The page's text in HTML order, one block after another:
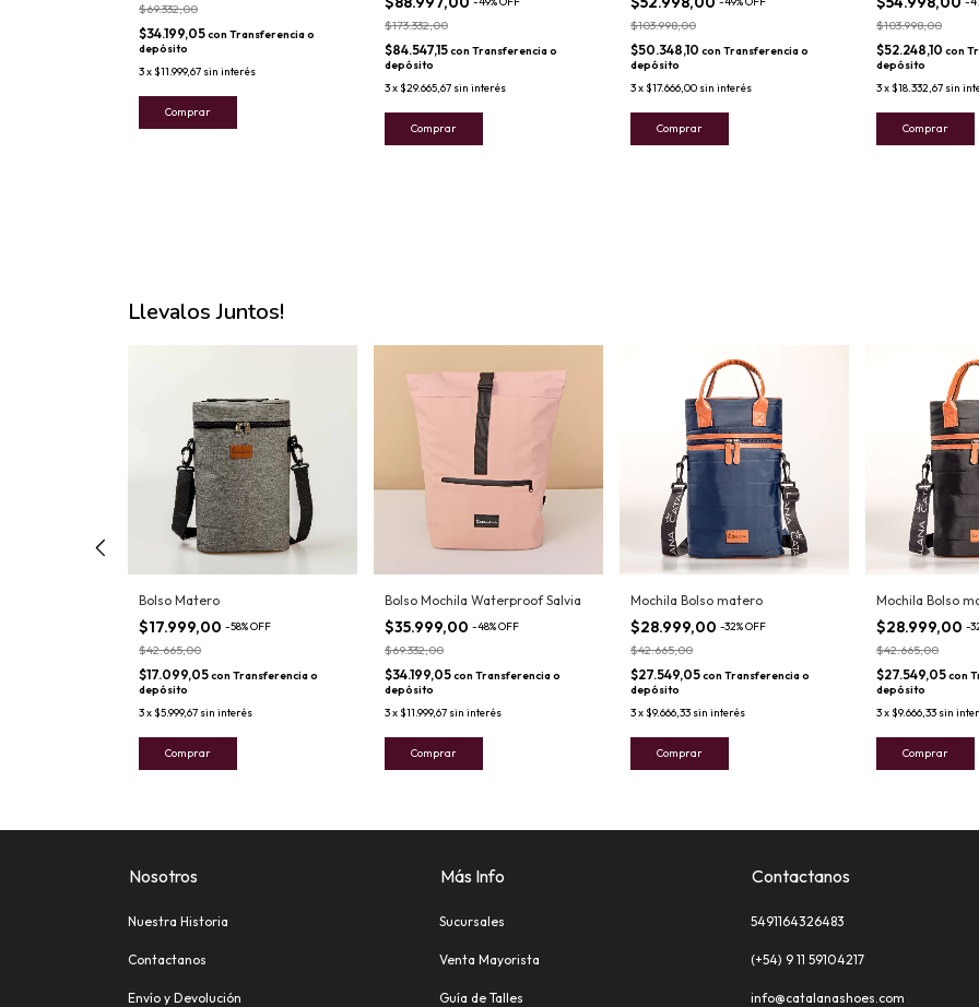
$69.332,00
$34.199,05con Transferencia o
depósito
3x$11.999,67 sin interés
Comprar
$173.332,00
$84.547,15con Transferencia o
depósito
3x$29.665,67 sin interés
Comprar
$103.998,00
$50.348,10 con Transferencia o
depósito
3x$17.666,00 sin interés
Comprar
$103.998,00
$52.248,10 con
depósito
3x$18.332,67 sin
Comprar
Llevalos Juntos!
Bolso Matero
$17.999,00 -58%OFF
$42.665,00
$17.099,05con Transferencia o
depósito
3x$5.999,67 sin interés
Comprar
Bolso Mochila Waterproof Salvia
$35.999,00 -48%OFF
$69.332,00
$34.199,05con Transferencia o
depósito
3x$11.999,67 sin interés
Comprar
Mochila Bolso matero
$28.999,00 -32%OFF
$42.665,00
$27.549,05con Transferencia o
depósito
3x$9.666,33 sin interés
Comprar
Mochila Bolso
$28.999,00 -
$42.665,00
$27.549,05con
depósito
3x$9.666,33 sin
Comprar
Nosotros
Nuestra Historia
Contactanos
Envío y Devolución
Más Info
Sucursales
Venta Mayorista
Guía de Talles
Contactanos
5491164326483
(+54) 9 11 59104217
info@catalanashoes.com